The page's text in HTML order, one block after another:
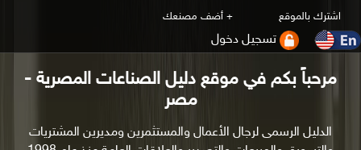
اشترك بالموقع
+ أضف مصنعك
تسجيل دخول
مرحباً بكم في موقع دليل الصناعات المصرية -
مصر
الدليل الرسمى لرجال الأعمال والمستثمرين ومديرين المشتريات